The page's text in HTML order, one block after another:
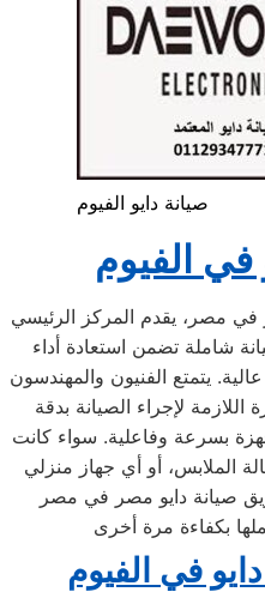
صيانة دايو الفيوم
في الفيوم
في مصر، يقدم المركز الرئيسي
شاملة تضمن استعادة أداء
يتمتع الفنيون والمهندسون
اللازمة لإجراء الصيانة بدقة
بسرعة وفاعلية. سواء كانت
الملابس، أو أي جهاز منزلي
صيانة دايو مصر في مصر
في الفيوم